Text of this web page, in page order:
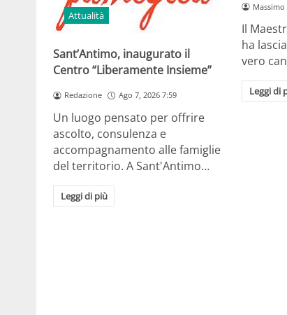
Attualità
Sant’Antimo, inaugurato il
Centro “Liberamente Insieme”
Redazione Ago 7, 2026 7:59
Un luogo pensato per offrire
ascolto, consulenza e
accompagnamento alle famiglie
del territorio. A Sant'Antimo…
Leggi di più
Massimo
Il
ha
vero
Leggi di